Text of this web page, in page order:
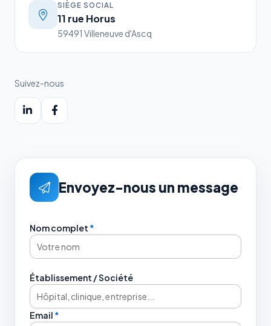
SIÈGE SOCIAL
11 rue Horus
59491 Villeneuve d'Ascq
Suivez-nous
Envoyez-nous un message
Nom complet *
Établissement / Société
Email *